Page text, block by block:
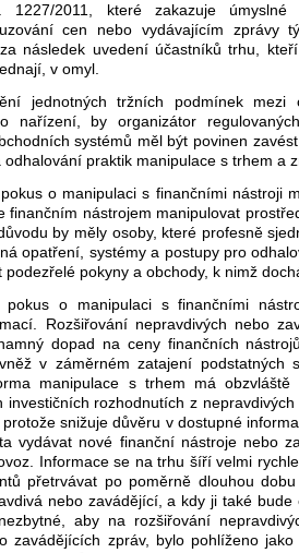
2011, které zakazuje úmyslné
cen nebo vydávajícím zprávy
následek uvedení účastníků trhu,
v omyl.
jednotných tržních podmínek mezi
nařízení, by organizátor
systémů měl být povinen
odhalování praktik manipulace s trhem a
o manipulaci s finančními nástroji
finančním nástrojem manipulovat
by měly osoby, které profesně
opatření, systémy a postupy pro
podezřelé pokyny a obchody, k nimž
pokus o manipulaci s finančními
Rozšiřování nepravdivých nebo
dopad na ceny finančních
v záměrném zatajení podstatných
manipulace s trhem má
investičních rozhodnutích z
snižuje důvěru v dostupné
vydávat nové finanční nástroje nebo
Informace se na trhu šíří velmi
přetrvávat po poměrně dlouhou
nebo zavádějící, a kdy ji také
aby na rozšiřování
zavádějících zpráv, bylo pohlíženo